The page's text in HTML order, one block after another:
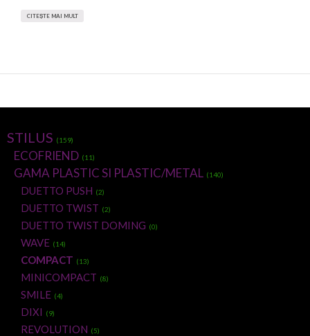
CITEȘTE MAI MULT
STILUS (159)
ECOFRIEND (11)
GAMA PLASTIC SI PLASTIC/METAL (140)
DUETTO PUSH (2)
DUETTO TWIST (2)
DUETTO TWIST DOMING (0)
WAVE (14)
COMPACT (13)
MINICOMPACT (8)
SMILE (4)
DIXI (9)
REVOLUTION (5)